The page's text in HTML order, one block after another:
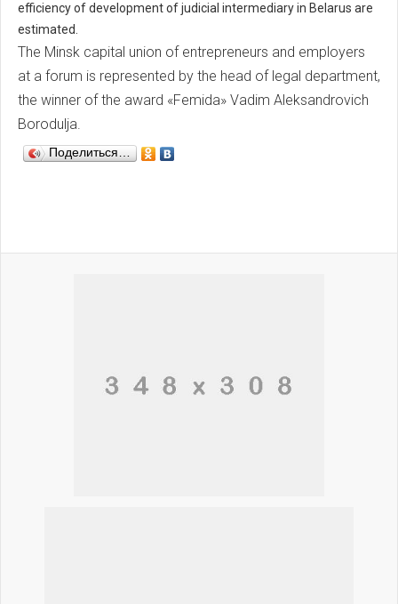
efficiency of development of judicial intermediary in Belarus are
estimated.
The Minsk capital union of entrepreneurs and employers
at a forum is represented by the head of legal department,
the winner of the award «Femida» Vadim Aleksandrovich
Borodulja.
Поделиться…